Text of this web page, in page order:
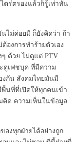
ตร่ตรองแล้วก็รู้เท่าทัน
ไม่ค่อยมี ก็ยังคิดว่า ถ้า
องการทำร้ายตัวเอง
ด้วย ไม่ดูแต่ PTV
ดูเฟชบุค ที่มีความ
งกัน สังคมไทยมันมี
นที่ที่เปิดให้ทุกคนเข้า
คิด ความเห็นในข้อมูล
งทุกฝ่ายได้อย่างถูก